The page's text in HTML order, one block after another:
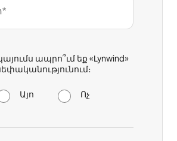
ապրո՞ւմ եք «Lynwind»
Այո Ոչ